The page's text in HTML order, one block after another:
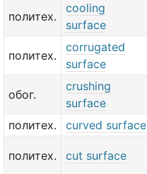
политех.
cooling
surface
политех.
corrugated
surface
обог.
crushing
surface
политех. curved surface
политех. cut surface